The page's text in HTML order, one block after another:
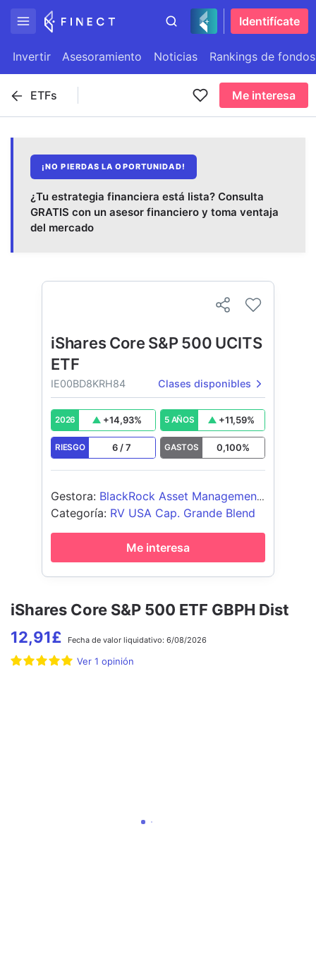
Identifícate
Invertir Asesoramiento Noticias Rankings de fondos
ETFs Me interesa
¡NO PIERDAS LA OPORTUNIDAD!
¿Tu estrategia financiera está lista? Consulta
GRATIS con un asesor financiero y toma ventaja
del mercado
iShares Core S&P 500 ETF GBPH Dist
12,91£ Fecha de valor liquidativo: 6/08/2026
Ver 1 opinión
iShares Core S&P 500 UCITS
ETF
IE00BD8KRH84 Clases disponibles
2026 +14,93% 5 AÑOS +11,59%
RIESGO 6 /7 GASTOS 0,100%
Gestora: BlackRock Asset Management
Ireland - ETF
Categoría: RV USA Cap. Grande Blend
Me interesa